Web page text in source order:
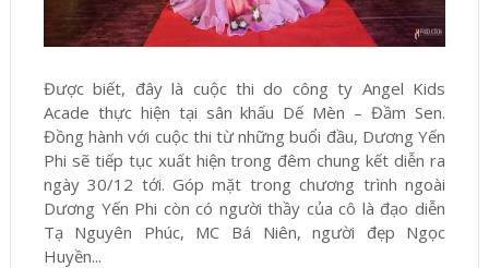
Được biết, đây là cuộc thi do công ty Angel Kids
Acade thực hiện tại sân khấu Dế Mèn – Đầm Sen.
Đồng hành với cuộc thi từ những buổi đầu, Dương Yến
Phi sẽ tiếp tục xuất hiện trong đêm chung kết diễn ra
ngày 30/12 tới. Góp mặt trong chương trình ngoài
Dương Yến Phi còn có người thầy của cô là đạo diễn
Tạ Nguyên Phúc, MC Bá Niên, người đẹp Ngọc
Huyền...